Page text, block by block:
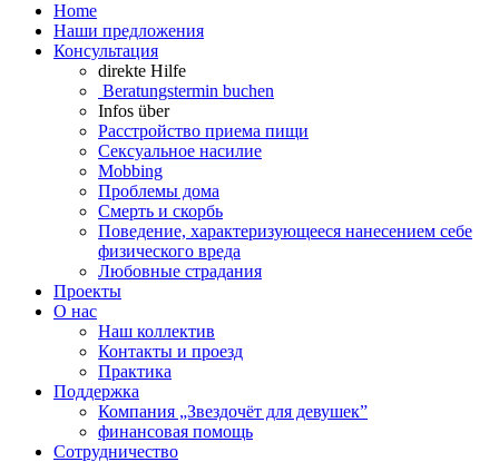
Home
Наши предложения
Консультация
direkte Hilfe
Beratungstermin buchen
Infos über
Расстройство приема пищи
Сексуальное насилие
Mobbing
Проблемы дома
Смерть и скорбь
Поведение, характеризующееся нанесением себе
физического вреда
Любовные страдания
Проекты
О нас
Наш коллектив
Контакты и проезд
Практика
Поддержка
Компания „Звездочëт для девушек”
финансовая помощь
Сотрудничество